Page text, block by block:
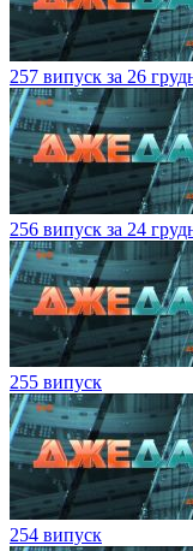
257 випуск за 26
256 випуск за 24
255 випуск
254 випуск